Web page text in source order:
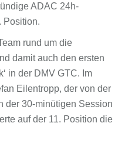
ADAC 24h-
Position.
rund um die
damit auch den ersten
in der DMV GTC. Im
Eilentropp, der von der
der 30-minütigen Session
auf der 11. Position die